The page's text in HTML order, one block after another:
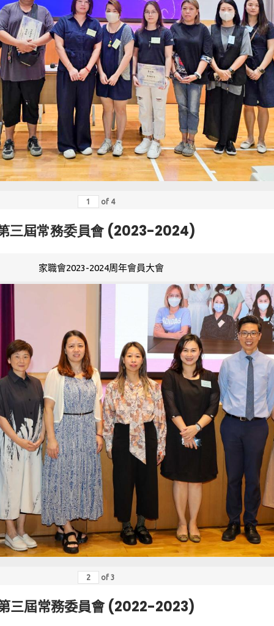
of 4
三屆常務委員會 (2023-2024)
家職會2023-2024周年會員大會
of 3
三屆常務委員會 (2022-2023)